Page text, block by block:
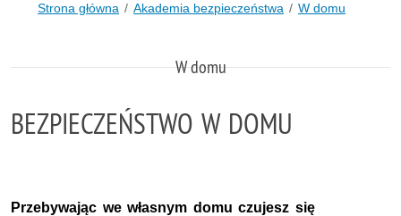
Strona główna Akademia bezpieczeństwa W domu
W domu
BEZPIECZEŃSTWO W DOMU
Przebywając we własnym domu czujesz się